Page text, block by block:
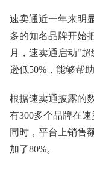
速卖通近一年来明
多的知名品牌开始
月，速卖通启动"
逊低50%，能够帮
根据速卖通披露的
有300多个品牌在
同时，平台上销售
加了80%。